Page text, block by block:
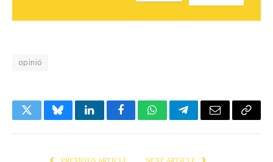
opinió
TwitterBlueskyLinkedInFacebookWhatsAppTelegramEmail Copy
PREVIOUS ARTICLE NEXT ARTICLE